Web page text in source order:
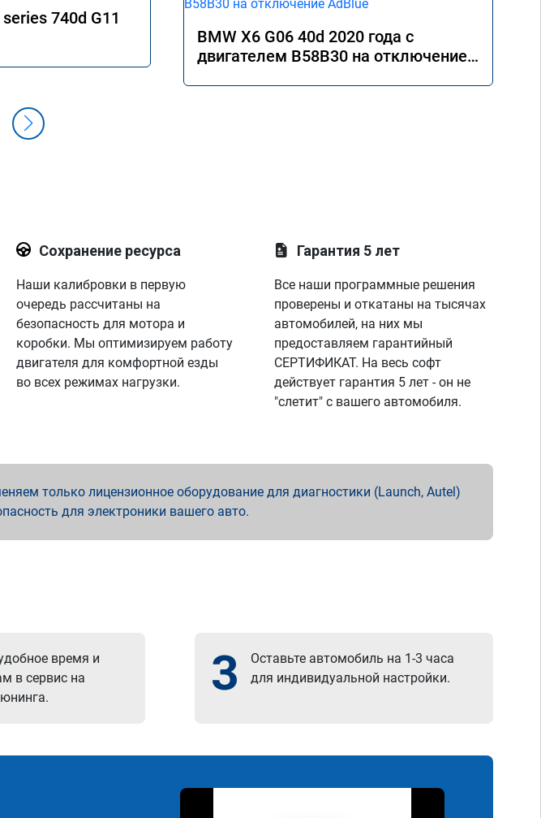
740d G11
BMW X6 G06 40d 2020 года с
двигателем B58B30 на отключение
Сохранение ресурса
Наши калибровки в первую
очередь рассчитаны на
безопасность для мотора и
коробки. Мы оптимизируем работу
двигателя для комфортной езды
во всех режимах нагрузки.
Гарантия 5 лет
Все наши программные решения
проверены и откатаны на тысячах
автомобилей, на них мы
предоставляем гарантийный
СЕРТИФИКАТ. На весь софт
действует гарантия 5 лет - он не
"слетит" с вашего автомобиля.
только лицензионное оборудование для диагностики (Launch, Autel)
для электроники вашего авто.
время и
в сервис на
3
Оставьте автомобиль на 1-3 часа
для индивидуальной настройки.